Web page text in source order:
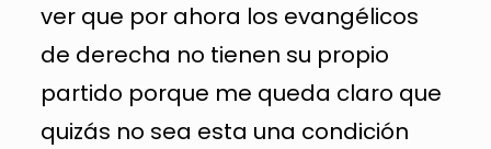
ver que por ahora los evangélicos
de derecha no tienen su propio
partido porque me queda claro que
quizás no sea esta una condición